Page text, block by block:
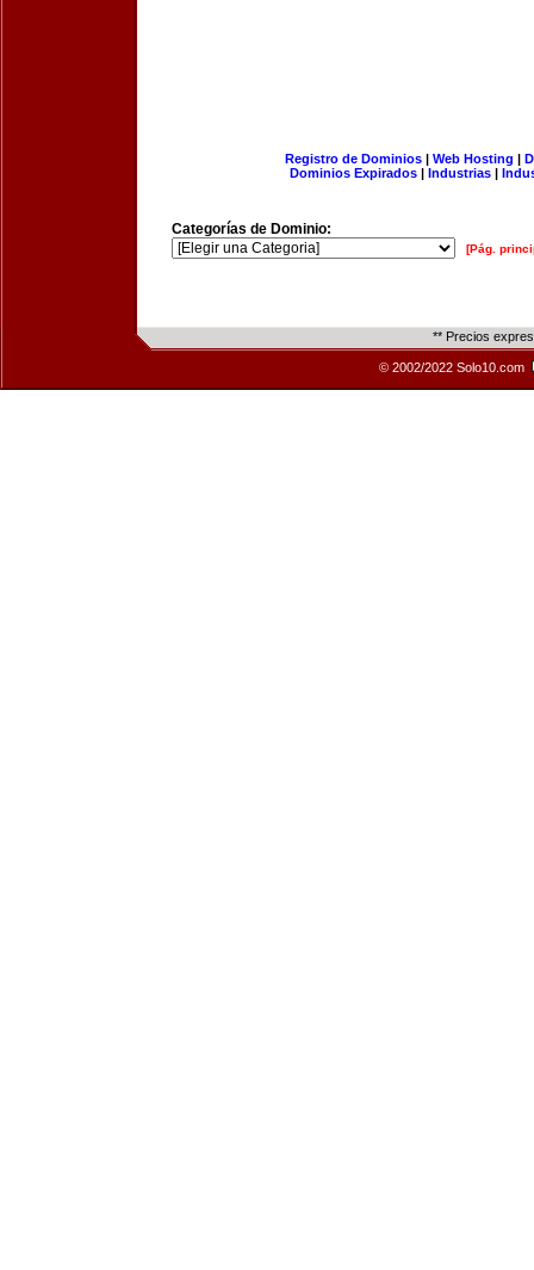
Registro de Dominios| Web Hosting |
Dominios Expirados | Industrias |
Categorías de Dominio:
[Pág.
** Precios
© 2002/2022 Solo10.com